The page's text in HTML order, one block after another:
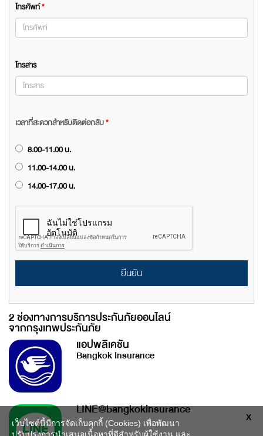
โทรศัพท์*
โทรสาร
เวลาที่สะดวกสำหรับติดต่อกลับ*
8.00-11.00 น.
11.00-14.00 น.
14.00-17.00 น.
ยืนยัน
2 ช่องทางการบริการประกันภัยออนไลน์
จากกรุงเทพประกันภัย
แอปพลิเคชัน
Bangkok Insurance
LINE@bangkokinsurance X
เว็บไซต์นี้มีการจัดเก็บคุกกี้ (Cookies) เพื่อพัฒนา